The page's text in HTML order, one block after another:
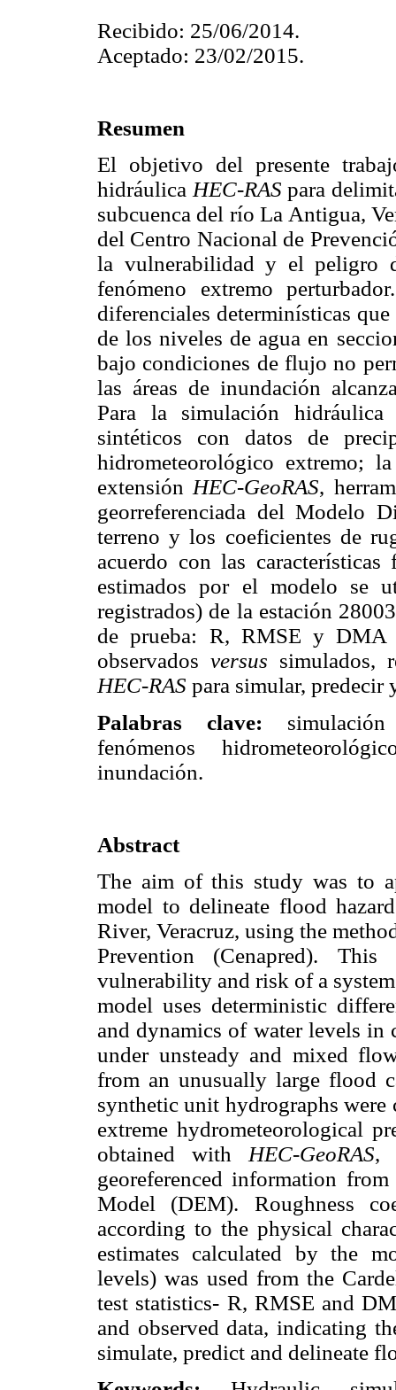
Recibido: 25/06/2014.
Aceptado: 23/02/2015.
Resumen
El objetivo del presente
hidráulicaHEC-RAS para
subcuenca del río La Antigua,
del Centro Nacional de
la vulnerabilidad y el peligro
fenómeno extremo
diferenciales determinísticas
de los niveles de agua en
bajo condiciones de flujo no
las áreas de inundación
Para la simulación hidráulica
sintéticos con datos de
hidrometeorológico extremo;
extensiónHEC-GeoRAS,
georreferenciada del Modelo
terreno y los coeficientes de
acuerdo con las
estimados por el modelo se
registrados) de la estación
de prueba: R, RMSE y DMA
observadosversus simulados,
HEC-RAS para simular, predecir
Palabras clave: simulación
fenómenos
inundación.
Abstract
The aim of this study was to
model to delineate flood
River, Veracruz, using the
Prevention (Cenapred).
vulnerability and risk of a
model uses deterministic
and dynamics of water levels
under unsteady and mixed
from an unusually large flood
synthetic unit hydrographs were
extreme hydrometeorological
obtained with HEC-GeoRAS,
georeferenced information
Model (DEM). Roughness
according to the physical
estimates calculated by the
levels) was used from the
test statistics- R, RMSE and
and observed data, indicating
simulate, predict and delineate